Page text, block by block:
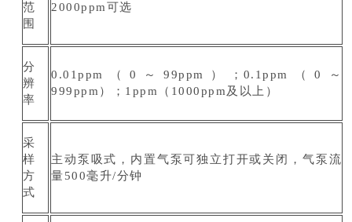
范
围
2000ppm可选
分
辨
率
0.01ppm（0～99ppm）；0.1ppm（0～
999ppm）；1ppm（1000ppm及以上）
采
样
方
式
主动泵吸式，内置气泵可独立打开或关闭，气泵流
量500毫升/分钟